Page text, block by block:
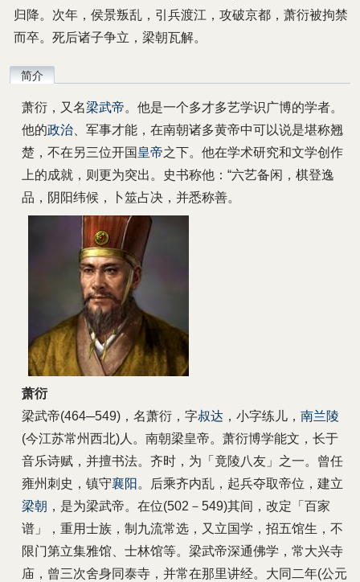
归降。次年，侯景叛乱，引兵渡江，攻破京都，萧衍被拘禁
而卒。死后诸子争立，梁朝瓦解。
简介
萧衍，又名梁武帝。他是一个多才多艺学识广博的学者。
他的政治 、军事才能，在南朝诸多黄帝中可以说是堪称翘
楚，不在另三位开国 皇帝之下。他在学术研究和文学创作
上的成就，则更为突出。史书称他：“六艺备闲，棋登逸
品，阴阳纬候，卜筮占决，并悉称善。
萧衍
梁武帝(464─549)，名萧衍，字叔达 ，小字练儿， 南兰陵
(今江苏常州西北)人。南朝梁皇帝。萧衍博学能文，长于
音乐诗赋，并擅书法。齐时，为「竟陵八友」之一。曾任
雍州刺史，镇守襄阳 。后乘齐内乱，起兵夺取帝位，建立
梁朝 ，是为梁武帝。在位(502－549)其间，改定「百家
谱」，重用士族，制九流常选，又立国学，招五馆生，不
限门第立集雅馆、士林馆等。梁武帝深通佛学，常大兴寺
庙，曾三次舍身同泰寺，并常在那里讲经。大同二年(公元